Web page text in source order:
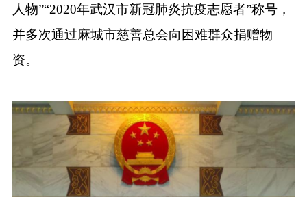
人物”“2020年武汉市新冠肺炎抗疫志愿者”称号，
并多次通过麻城市慈善总会向困难群众捐赠物
资。